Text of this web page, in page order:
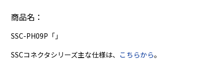
商品名：
SSC-PH09P「」
SSCコネクタシリーズ主な仕様は、 こちらから。